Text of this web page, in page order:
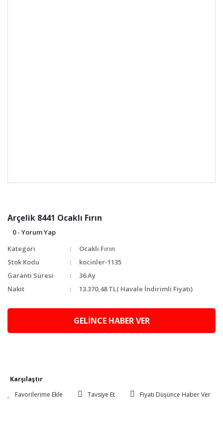
Arçelik 8441 Ocaklı Fırın
0 - Yorum Yap
Kategori
Ocaklı Fırın
Stok Kodu
kocinler-1135
Garanti Süresi
36 Ay
Nakit
13.370,48 TL( Havale İndirimli Fiyatı)
GELİNCE HABER VER
Karşılaştır
Tavsiye Et
Fiyatı Düşünce Haber Ver